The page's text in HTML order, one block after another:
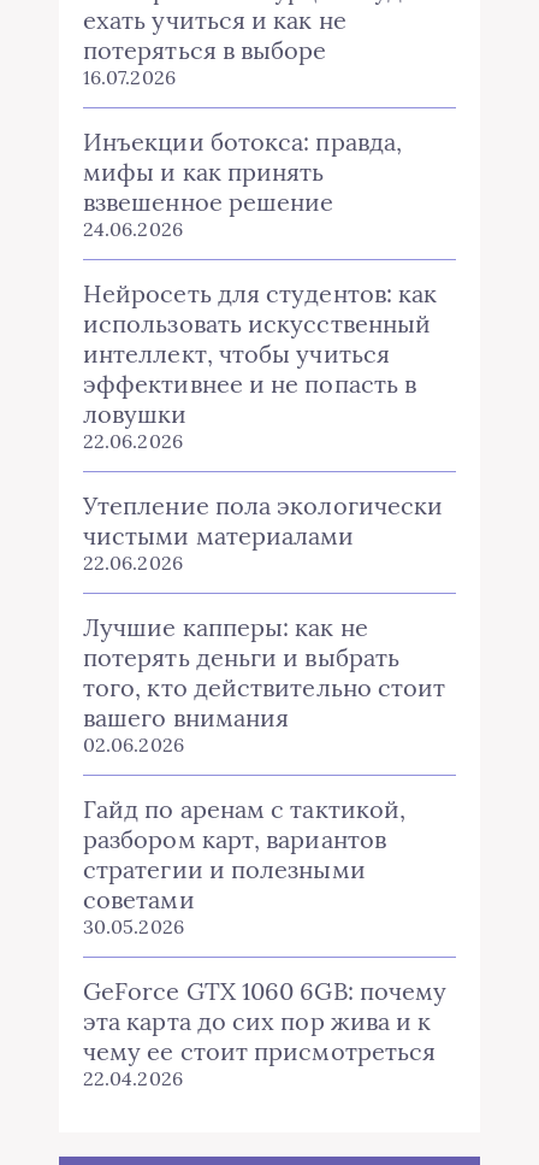
ехать учиться и как не
потеряться в выборе
16.07.2026
Инъекции ботокса: правда,
мифы и как принять
взвешенное решение
24.06.2026
Нейросеть для студентов: как
использовать искусственный
интеллект, чтобы учиться
эффективнее и не попасть в
ловушки
22.06.2026
Утепление пола экологически
чистыми материалами
22.06.2026
Лучшие капперы: как не
потерять деньги и выбрать
того, кто действительно стоит
вашего внимания
02.06.2026
Гайд по аренам с тактикой,
разбором карт, вариантов
стратегии и полезными
советами
30.05.2026
GeForce GTX 1060 6GB: почему
эта карта до сих пор жива и к
чему ее стоит присмотреться
22.04.2026